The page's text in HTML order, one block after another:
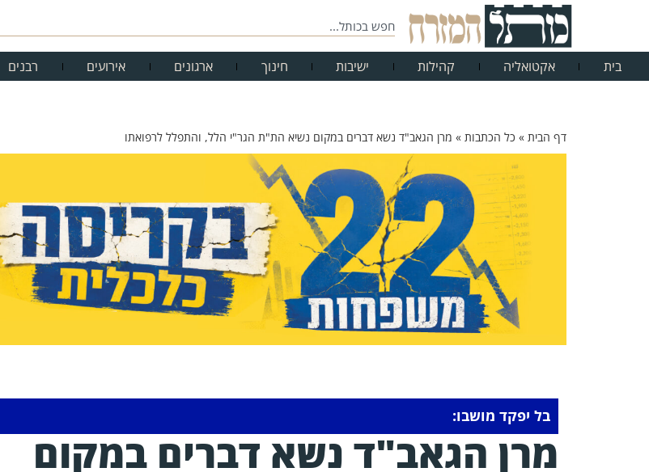
בית אקטואליה קהילות ישיבות חינוך ארגונים אירועים רבנים
דף הבית » כל הכתבות » מרן הגאב"ד נשא דברים במקום נשיא הת"ת הגר"י הלל, והתפלל לרפואתו
בל יפקד מושבו:
מרן הגאב"ד נשא דברים במקום